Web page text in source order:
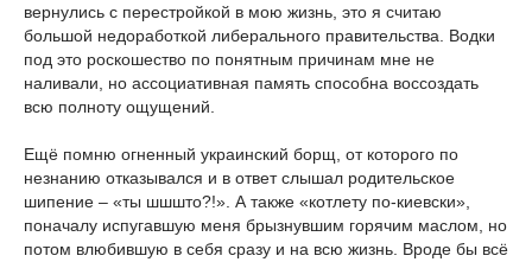
вернулись с перестройкой в мою жизнь, это я считаю
большой недоработкой либерального правительства. Водки
под это роскошество по понятным причинам мне не
наливали, но ассоциативная память способна воссоздать
всю полноту ощущений.
Ещё помню огненный украинский борщ, от которого по
незнанию отказывался и в ответ слышал родительское
шипение – «ты шшшто?!». А также «котлету по-киевски»,
поначалу испугавшую меня брызнувшим горячим маслом, но
потом влюбившую в себя сразу и на всю жизнь. Вроде бы всё